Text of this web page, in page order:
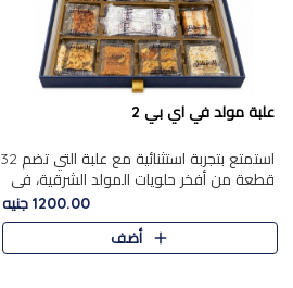
علبة مولد في اي بي 2
استمتع بتجربة استثنائية مع علبة التي تضم 32
قطعة من أفخر حلويات المولد الشرقية، في
تشكيلة تجمع بين الأصالة والاختيارات الفاخرة.
تحتوي العلبة..
1200.00 جنيه
أضف